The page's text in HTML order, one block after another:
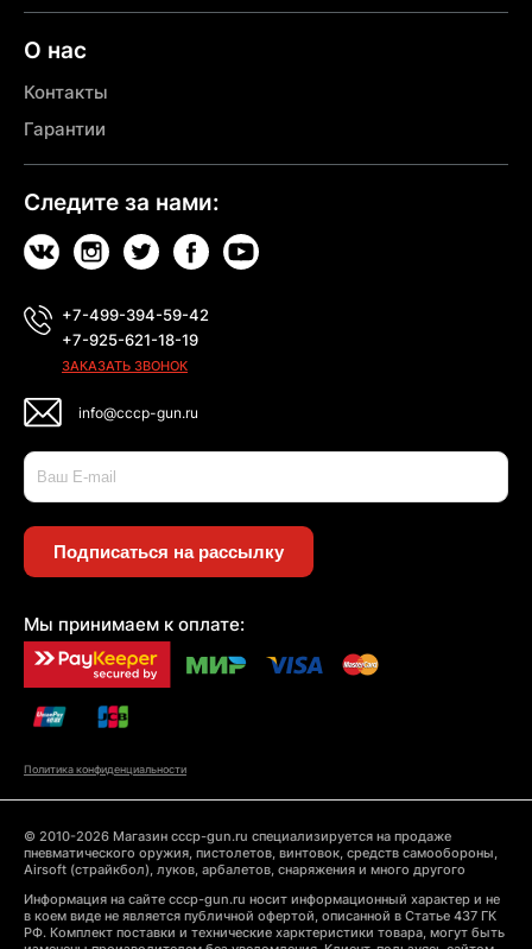
О нас
Контакты
Гарантии
Следите за нами:
+7-499-394-59-42
+7-925-621-18-19
ЗАКАЗАТЬ ЗВОНОК
info@cccp-gun.ru
Подписаться на рассылку
Мы принимаем к оплате:
Политика конфиденциальности
© 2010-2026 Магазин cccp-gun.ru специализируется на продаже
пневматического оружия, пистолетов, винтовок, средств самообороны,
Airsoft (страйкбол), луков, арбалетов, снаряжения и много другого
Информация на сайте cccp-gun.ru носит информационный характер и не
в коем виде не является публичной офертой, описанной в Статье 437 ГК
РФ. Комплект поставки и технические харктеристики товара, могут быть